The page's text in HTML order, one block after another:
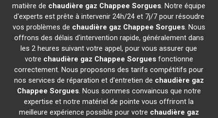
matière de chaudière gaz Chappee Sorgues. Notre équipe
d'experts est prête à intervenir 24h/24 et 7j/7 pour résoudre
vos problèmes de chaudière gaz Chappee Sorgues. Nous
offrons des délais d'intervention rapide, généralement dans
les 2 heures suivant votre appel, pour vous assurer que
votre chaudière gaz Chappee Sorguesfonctionne
correctement. Nous proposons des tarifs compétitifs pour
nos services de réparation et d'entretien de chaudière gaz
Chappee Sorgues. Nous sommes convaincus que notre
expertise et notre matériel de pointe vous offriront la
meilleure expérience possible pour votre chaudière gaz